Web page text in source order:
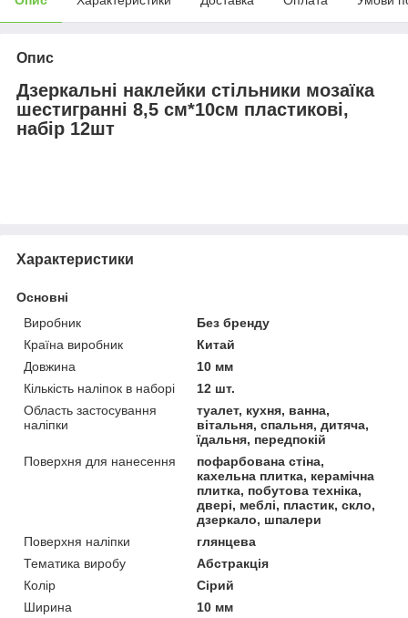
Опис
Дзеркальні наклейки стільники мозаїка
шестигранні 8,5 см*10см пластикові,
набір 12шт
Характеристики
Основні
Виробник
Без бренду
Країна виробник
Китай
Довжина
10 мм
Кількість наліпок в наборі
12 шт.
Область застосування
наліпки
туалет, кухня, ванна,
вітальня, спальня, дитяча,
їдальня, передпокій
Поверхня для нанесення
пофарбована стіна,
кахельна плитка, керамічна
плитка, побутова техніка,
двері, меблі, пластик, скло,
дзеркало, шпалери
Поверхня наліпки
глянцева
Тематика виробу
Абстракція
Колір
Сірий
Ширина
10 мм